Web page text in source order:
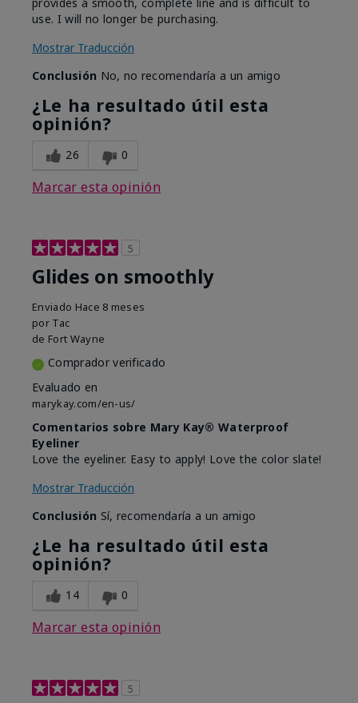
use. I will no longer be purchasing.
Mostrar Traducción
Conclusión No, no recomendaría a un amigo
¿Le ha resultado útil esta
opinión?
26 0
Marcar esta opinión
5
Glides on smoothly
Enviado Hace 8 meses
por Tac
de Fort Wayne
Comprador verificado
Evaluado en
marykay.com/en-us/
Comentarios sobre Mary Kay® Waterproof
Eyeliner
Love the eyeliner. Easy to apply! Love the color slate!
Mostrar Traducción
Conclusión Sí, recomendaría a un amigo
¿Le ha resultado útil esta
opinión?
14 0
Marcar esta opinión
5